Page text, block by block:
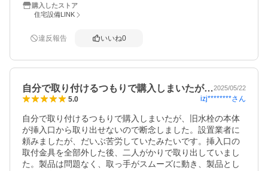
購入したストア
住宅設備LINK
違反報告 いいね0
自分で取り付けるつもりで購入しまいたが…2025/05/22
5.0 izj********さん
自分で取り付けるつもりで購入しまいたが、旧水栓の本体
が挿入口から取り出せないので断念しました。設置業者に
頼みましたが、だいぶ苦労していたみたいです。挿入口の
取付金具を全部外した後、二人がかりで取り出していまし
た。製品は問題なく、取っ手がスムーズに動き、製品とし